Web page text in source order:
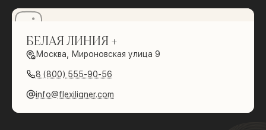
БЕЛАЯ ЛИНИЯ +
Москва, Мироновская улица 9
8 (800) 555-90-56
info@flexiligner.com